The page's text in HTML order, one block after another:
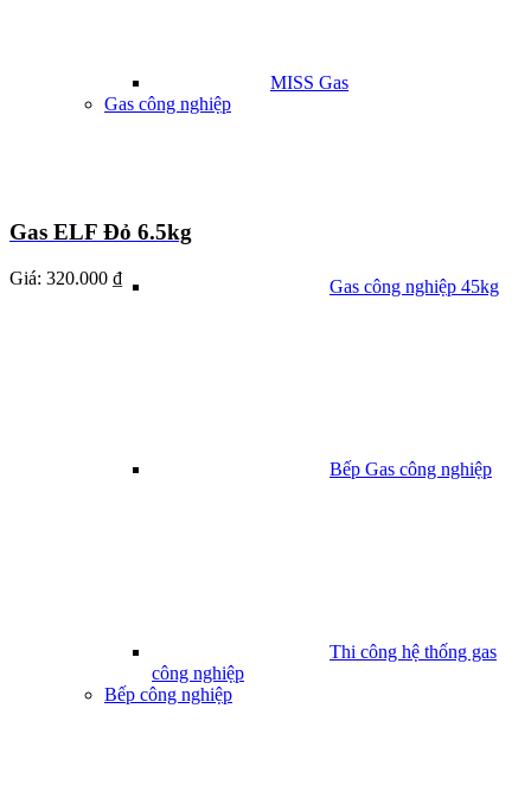
MISS Gas
Gas công nghiệp
Gas công nghiệp 45kg
Bếp Gas công nghiệp
Thi công hệ thống gas
công nghiệp
Bếp công nghiệp
Gas ELF Đỏ 6.5kg
Giá: 320.000 ₫